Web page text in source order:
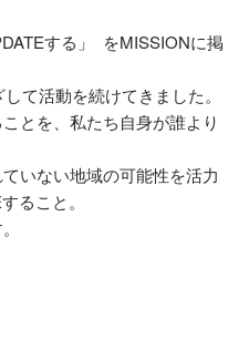
する」  をMISSIONに掲
て活動を続けてきました。
とを、私たち自身が誰より
いない地域の可能性を活力
ること。